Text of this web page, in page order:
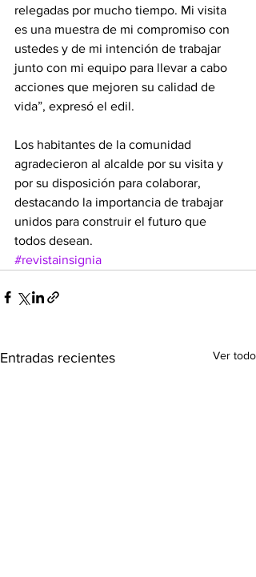
relegadas por mucho tiempo. Mi visita
es una muestra de mi compromiso con
ustedes y de mi intención de trabajar
junto con mi equipo para llevar a cabo
acciones que mejoren su calidad de
vida”, expresó el edil.
Los habitantes de la comunidad
agradecieron al alcalde por su visita y
por su disposición para colaborar,
destacando la importancia de trabajar
unidos para construir el futuro que
todos desean.
#revistainsignia
Entradas recientes Ver todo